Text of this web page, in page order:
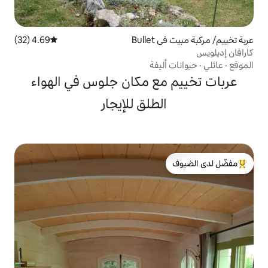
متوسط التقييم 4.69 من 5، 32 مراجعات
4.69 (32)
مكان جلوس في الهواء
الضيوف